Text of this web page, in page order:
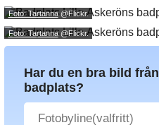
Foto: Tartanna@Flickr.
Foto: Tartanna@Flickr.
Har du en bra bild
badplats?